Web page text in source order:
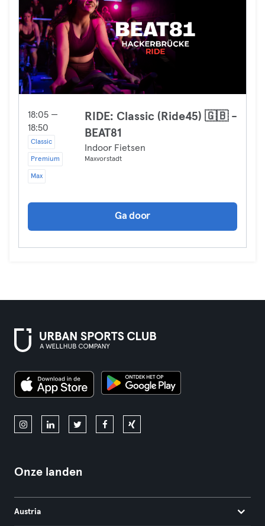
18:05 —
18:50
Classic
Premium
Max
RIDE: Classic (Ride45) 🇬🇧 -
BEAT81
Indoor Fietsen
Maxvorstadt
Ga door
Onze landen
Austria